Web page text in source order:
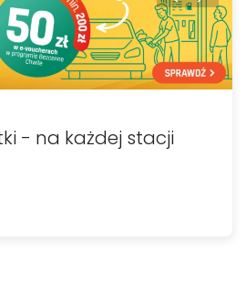
- na każdej stacji